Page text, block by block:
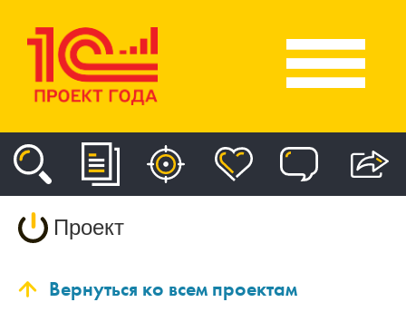
Проект
Вернуться ко всем проектам